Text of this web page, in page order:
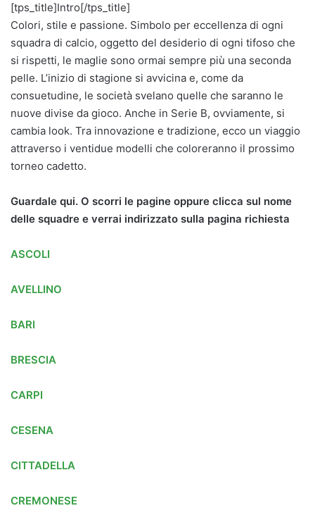
[tps_title]Intro[/tps_title]
Colori, stile e passione. Simbolo per eccellenza di ogni
squadra di calcio, oggetto del desiderio di ogni tifoso che
si rispetti, le maglie sono ormai sempre più una seconda
pelle. L’inizio di stagione si avvicina e, come da
consuetudine, le società svelano quelle che saranno le
nuove divise da gioco. Anche in Serie B, ovviamente, si
cambia look. Tra innovazione e tradizione, ecco un viaggio
attraverso i ventidue modelli che coloreranno il prossimo
torneo cadetto.
Guardale qui. O scorri le pagine oppure clicca sul nome
delle squadre e verrai indirizzato sulla pagina richiesta
ASCOLI
AVELLINO
BARI
BRESCIA
CARPI
CESENA
CITTADELLA
CREMONESE